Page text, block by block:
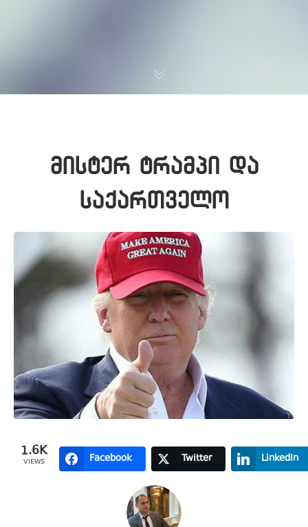
მისტერ ტრამპი და
საქართველო
1.6K
VIEWS Facebook Twitter LinkedIn